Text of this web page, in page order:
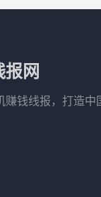
网
钱线报，打造中